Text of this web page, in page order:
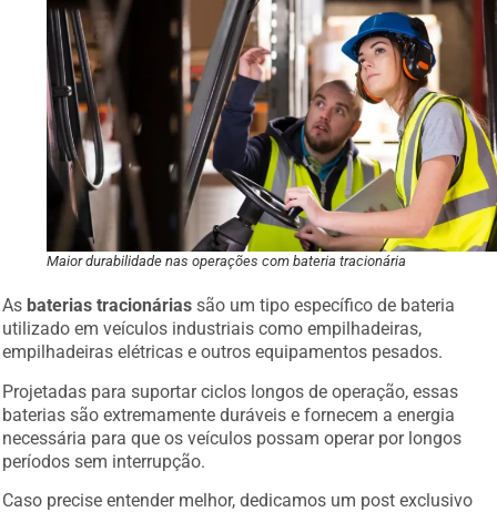
Maior durabilidade nas operações com bateria tracionária
As baterias tracionárias são um tipo específico de bateria
utilizado em veículos industriais como empilhadeiras,
empilhadeiras elétricas e outros equipamentos pesados.
Projetadas para suportar ciclos longos de operação, essas
baterias são extremamente duráveis e fornecem a energia
necessária para que os veículos possam operar por longos
períodos sem interrupção.
Caso precise entender melhor, dedicamos um post exclusivo